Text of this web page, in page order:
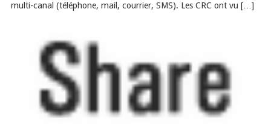
multi-canal (téléphone, mail, courrier, SMS). Les CRC ont vu […]